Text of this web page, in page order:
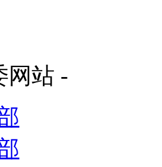
网站 -